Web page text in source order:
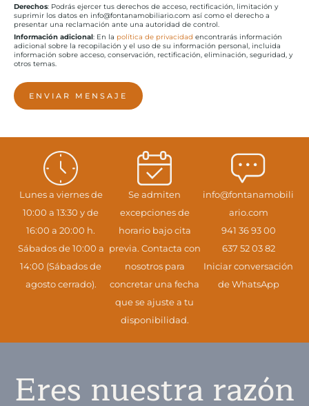
Derechos: Podrás ejercer tus derechos de acceso, rectificación, limitación y
suprimir los datos en info@fontanamobiliario.com así como el derecho a
presentar una reclamación ante una autoridad de control.
Información adicional: En la política de privacidad encontrarás información
adicional sobre la recopilación y el uso de su información personal, incluida
información sobre acceso, conservación, rectificación, eliminación, seguridad, y
otros temas.
ENVIAR MENSAJE
Lunes a viernes de
10:00 a 13:30 y de
16:00 a 20:00 h.
Sábados de 10:00 a
14:00 (Sábados de
agosto cerrado).
Se admiten
excepciones de
horario bajo cita
previa. Contacta con
nosotros para
concretar una fecha
que se ajuste a tu
disponibilidad.
info@fontanamobili
ario.com
941 36 93 00
637 52 03 82
Iniciar conversación
de WhatsApp
Eres nuestra razón